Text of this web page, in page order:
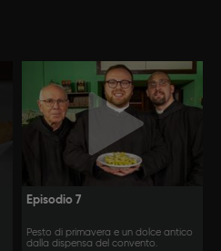
Episodio 7
Pesto di primavera e un dolce antico
dalla dispensa del convento.